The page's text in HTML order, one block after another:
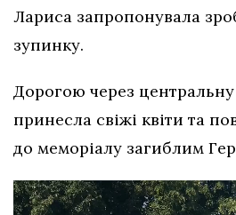
Лариса запропонувала
зупинку.
Дорогою через
принесла свіжі квіти та
до меморіалу загиблим